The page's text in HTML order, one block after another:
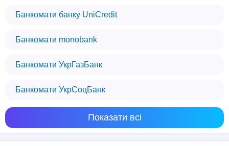
Банкомати банку UniCredit
Банкомати monobank
Банкомати УкрГазБанк
Банкомати УкрСоцБанк
Показати всі
Ми використовуємо файли cookie
щоб забезпечити вам найкращий досвід